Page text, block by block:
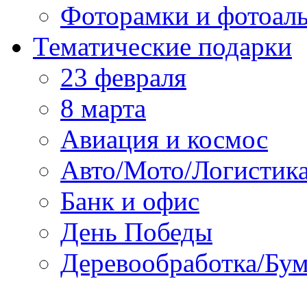
Фоторамки и
Тематические подарки
23 февраля
8 марта
Авиация и космос
Авто/Мото/
Банк и офис
День Победы
Деревообработка/